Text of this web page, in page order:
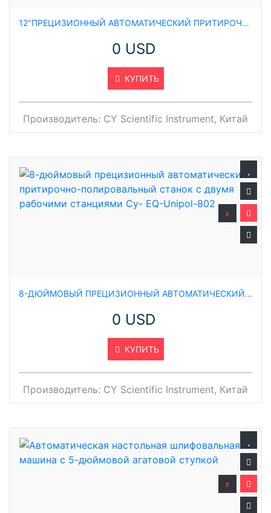
12"ПРЕЦИЗИОННЫЙ АВТОМАТИЧЕСКИЙ ПРИТИРОЧНЫЙ/ ПОЛИРОВАЛЬНЫЙ СТАНОК ДЛЯ ПОДГОТОВКИ МЕТАЛЛОГРАФИЧЕСКИХ ОБРАЗЦОВ CY-GP-1202
0 USD
КУПИТЬ
Производитель: CY Scientific Instrument, Китай
8-ДЮЙМОВЫЙ ПРЕЦИЗИОННЫЙ АВТОМАТИЧЕСКИЙ ПРИТИРОЧНО-ПОЛИРОВАЛЬНЫЙ СТАНОК С ДВУМЯ РАБОЧИМИ СТАНЦИЯМИ CY- EQ-UNIPOL-802
0 USD
КУПИТЬ
x
Производитель: CY Scientific Instrument, Китай
x